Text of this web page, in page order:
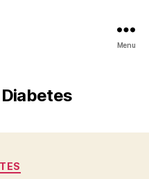
Menu
Diabetes